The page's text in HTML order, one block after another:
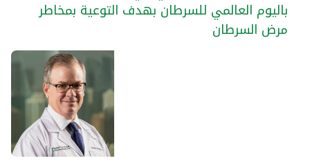
باليوم العالمي للسرطان بهدف التوعية بمخاطر
مرض السرطان